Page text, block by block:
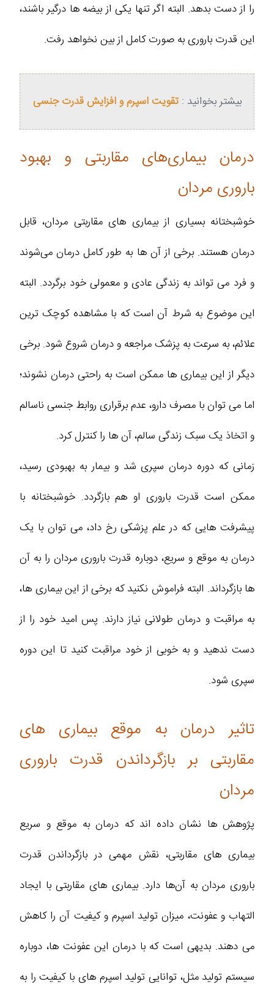
را از دست بدهد. البته اگر تنها یکی از بیضه‌ ها درگیر باشند،
این قدرت باروری به صورت کامل از بین نخواهد رفت.
بیشتر بخوانید : تقویت اسپرم و افزایش قدرت جنسی
درمان بیماری‌های مقاربتی و بهبود
باروری مردان
خوشبختانه بسیاری از بیماری های مقاربتی مردان، قابل
درمان هستند. برخی از آن‌ ها به طور کامل درمان می‌شوند
و فرد می‌ تواند به زندگی عادی و معمولی خود برگردد. البته
این موضوع به شرط آن است که با مشاهده کوچک‌ ترین
علائم، به سرعت به پزشک مراجعه و درمان شروع شود. برخی
دیگر از این بیماری‌ ها ممکن است به راحتی درمان نشوند؛
اما می‌ توان با مصرف دارو، عدم برقراری روابط جنسی ناسالم
و اتخاذ یک سبک زندگی سالم، آن‌ ها را کنترل کرد.
زمانی که دوره درمان سپری شد و بیمار به بهبودی رسید،
ممکن است قدرت باروری او هم بازگردد. خوشبختانه با
پیشرفت‌ هایی که در علم پزشکی رخ داد، می‌ توان با یک
درمان به موقع و سریع، دوباره قدرت باروری مردان را به آن‌
ها بازگرداند. البته فراموش نکنید که برخی از این بیماری‌ ها،
به مراقبت و درمان طولانی نیاز دارند. پس امید خود را از
دست ندهید و به خوبی از خود مراقبت کنید تا این دوره
سپری شود.
تاثیر درمان به موقع بیماری‌ های
مقاربتی بر بازگرداندن قدرت باروری
مردان
پژوهش‌ ها نشان داده‌ اند که درمان به موقع و سریع
بیماری‌ های مقاربتی، نقش مهمی در بازگرداندن قدرت
باروری مردان به آن‌ها دارد. بیماری‌ های مقاربتی با ایجاد
التهاب و عفونت، میزان تولید اسپرم و کیفیت آن را کاهش
می‌ دهند. بدیهی است که با درمان این عفونت‌ ها، دوباره
سیستم تولید مثل، توانایی تولید اسپرم‌ های با کیفیت را به